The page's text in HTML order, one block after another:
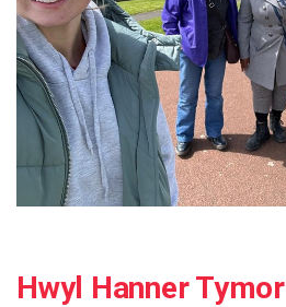
Hwyl Hanner Tymor